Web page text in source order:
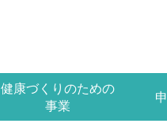
健康づくりのための
事業